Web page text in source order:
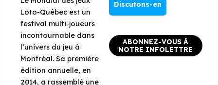
Loto-Québec est un
festival multi-joueurs
incontournable dans
l’univers du jeu à
Montréal. Sa première
édition annuelle, en
2014, a rassemblé une
Discutons-en
ABONNEZ-VOUS À
NOTRE INFOLETTRE